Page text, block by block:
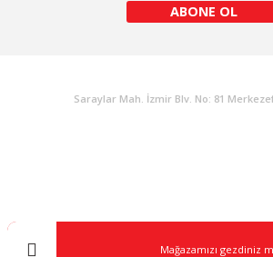
ABONE OL
Saraylar Mah. İzmir Blv. No: 81
Mağazamızı gezdiniz